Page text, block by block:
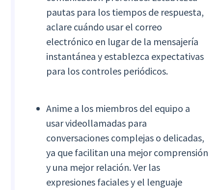
pautas para los tiempos de respuesta,
aclare cuándo usar el correo
electrónico en lugar de la mensajería
instantánea y establezca expectativas
para los controles periódicos.
Anime a los miembros del equipo a
usar videollamadas para
conversaciones complejas o delicadas,
ya que facilitan una mejor comprensión
y una mejor relación. Ver las
expresiones faciales y el lenguaje